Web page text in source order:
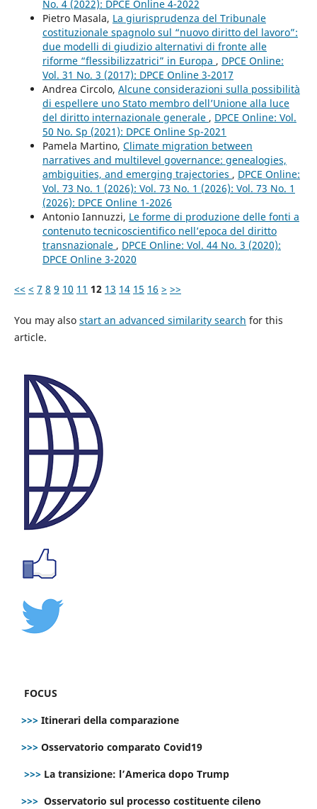
No. 4 (2022): DPCE Online 4-2022
Pietro Masala, La giurisprudenza del Tribunale
costituzionale spagnolo sul “nuovo diritto del lavoro”:
due modelli di giudizio alternativi di fronte alle
riforme “flessibilizzatrici” in Europa , DPCE Online:
Vol. 31 No. 3 (2017): DPCE Online 3-2017
Andrea Circolo, Alcune considerazioni sulla possibilità
di espellere uno Stato membro dell’Unione alla luce
del diritto internazionale generale , DPCE Online: Vol.
50 No. Sp (2021): DPCE Online Sp-2021
Pamela Martino, Climate migration between
narratives and multilevel governance: genealogies,
ambiguities, and emerging trajectories , DPCE Online:
Vol. 73 No. 1 (2026): Vol. 73 No. 1 (2026): Vol. 73 No. 1
(2026): DPCE Online 1-2026
Antonio Iannuzzi, Le forme di produzione delle fonti a
contenuto tecnicoscientifico nell’epoca del diritto
transnazionale , DPCE Online: Vol. 44 No. 3 (2020):
DPCE Online 3-2020
<< < 7 8 9 10 11 12 13 14 15 16 > >>
You may also start an advanced similarity search for this
article.
FOCUS
>>> Itinerari della comparazione
>>> Osservatorio comparato Covid19
>>> La transizione: l’America dopo Trump
>>> Osservatorio sul processo costituente cileno